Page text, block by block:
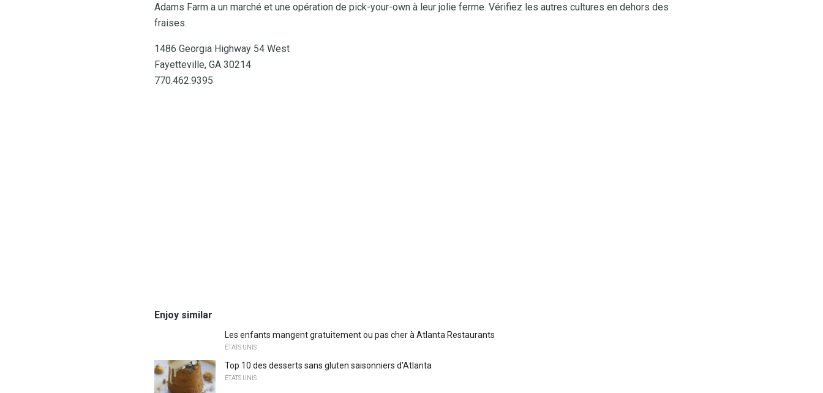
Adams Farm a un marché et une opération de pick-your-own à leur jolie ferme. Vérifiez les autres cultures en dehors des
fraises.
1486 Georgia Highway 54 West
Fayetteville, GA 30214
770.462.9395
Enjoy similar
Les enfants mangent gratuitement ou pas cher à Atlanta Restaurants
ÉTATS UNIS
Top 10 des desserts sans gluten saisonniers d'Atlanta
ÉTATS UNIS